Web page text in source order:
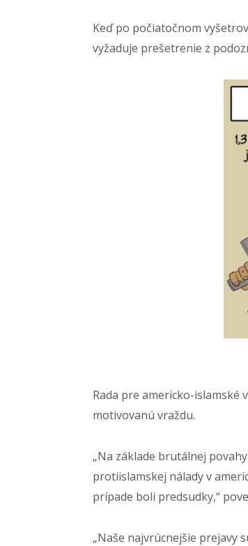
Keď po počiatočnom
vyžaduje prešetrenie z
Rada pre americko-islamské
motivovanú vraždu.
„Na základe brutálnej
protiislamskej nálady v
prípade boli predsudky,“
„Naše najvrúcnejšie prejavy